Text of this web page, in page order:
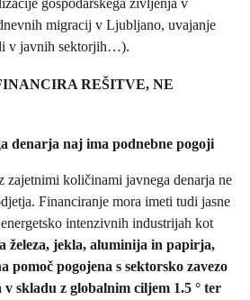
migracij v Ljubljano, uvajanje
v javnih sektorjih…).
REŠITVE, NE
denarja naj ima podnebne pogoji
zajetnimi količinami javnega denarja ne
Financiranje mora imeti tudi jasne
intenzivnih industrijah kot
železa, jekla, aluminija in papirja,
pomoč pogojena s sektorsko zavezo
v skladu z globalnim ciljem 1.5 ° ter